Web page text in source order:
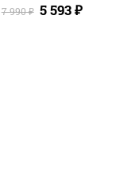
7 990 ₽ 5 593 ₽